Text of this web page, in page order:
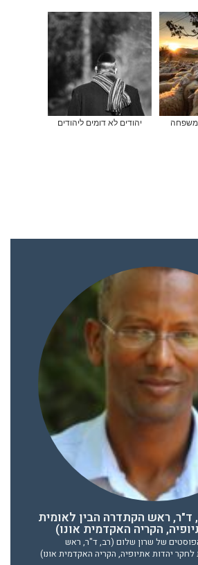
יהודים לא דומים ליהודים
ד"ר, ראש הקתדרה הבין לאומית
הקריה האקדמית אונו)
של שרון שלום (רב, ד"ר, ראש
יהדות אתיופיה, הקריה האקדמית אונו)